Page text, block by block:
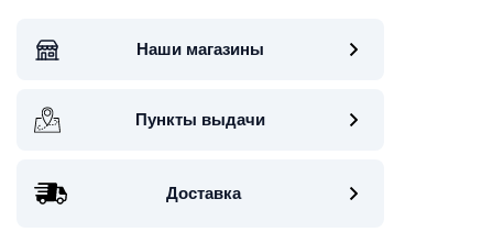
Наши магазины
Пункты выдачи
Доставка